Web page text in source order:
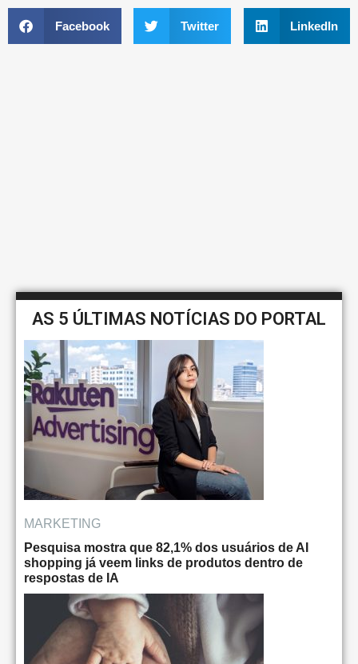
Facebook Twitter LinkedIn
AS 5 ÚLTIMAS NOTÍCIAS DO PORTAL
MARKETING
Pesquisa mostra que 82,1% dos usuários de AI
shopping já veem links de produtos dentro de
respostas de IA